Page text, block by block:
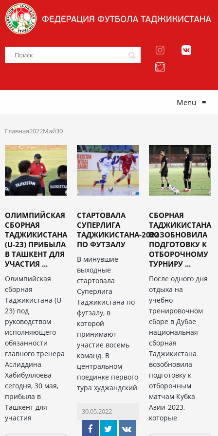
Menu ≡
Главная2022Май30
ОЛИМПИЙСКАЯ
СБОРНАЯ
ТАДЖИКИСТАНА
(U-23) ПРИБЫЛА
В ТАШКЕНТ ДЛЯ
УЧАСТИЯ ...
Олимпийская
сборная
Таджикистана (U-
23) под
руководством
исполняющего
обязанности
главного тренера
Аслиддина
Хабибуллоева
сегодня, 30 мая,
прибыла в
Ташкент для
участия
СТАРТОВАЛА
СУПЕРЛИГА
ТАДЖИКИСТАНА-2022
ПО ФУТЗАЛУ
В минувшие
выходные
стартовала
Суперлига
Таджикистана по
футзалу, в
которой
принимают
участие восемь
команд. В
центральном
поединке первого
тура худжандский
30.05.2022
СБОРНАЯ
ТАДЖИКИСТАНА
ВОЗОБНОВИЛА
ПОДГОТОВКУ К
ОТБОРОЧНОМУ
ТУРНИРУ ...
После одного дня
отдыха на
учебно-
тренировочном
сборе в Дубае
национальная
сборная
Таджикистана
возобновила
подготовку к
отборочным
матчам Кубка
Азии-2023,
которые